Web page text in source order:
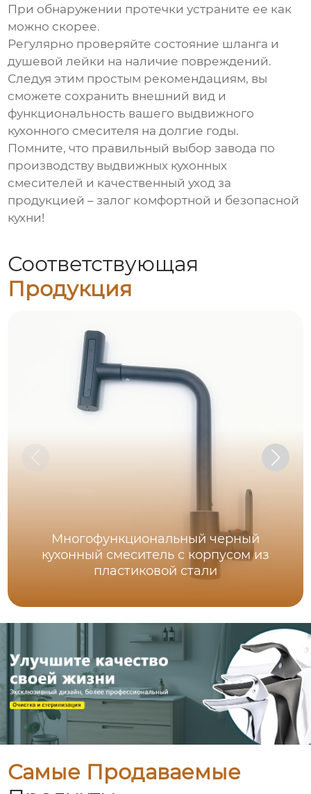
При обнаружении протечки устраните ее как
можно скорее.
Регулярно проверяйте состояние шланга и
душевой лейки на наличие повреждений.
Следуя этим простым рекомендациям, вы
сможете сохранить внешний вид и
функциональность вашего выдвижного
кухонного смесителя на долгие годы.
Помните, что правильный выборзавода по
производству выдвижных кухонных
смесителей и качественный уход за
продукцией – залог комфортной и безопасной
кухни!
Соответствующая
Продукция
Многофункциональный черный
кухонный смеситель с корпусом из
пластиковой стали
Самые Продаваемые